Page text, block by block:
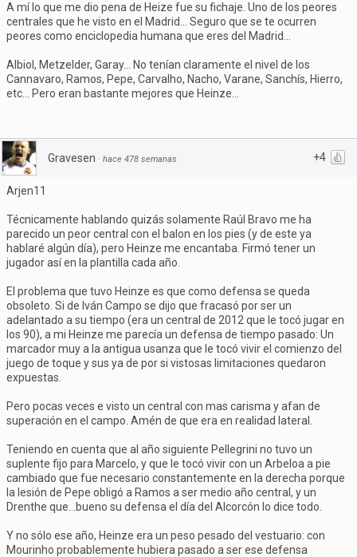
A mí lo que me dio pena de Heize fue su fichaje. Uno de los peores
centrales que he visto en el Madrid... Seguro que se te ocurren
peores como enciclopedia humana que eres del Madrid...
Albiol, Metzelder, Garay... No tenían claramente el nivel de los
Cannavaro, Ramos, Pepe, Carvalho, Nacho, Varane, Sanchís, Hierro,
etc... Pero eran bastante mejores que Heinze...
+4
Gravesen · hace 478 semanas
Arjen11
Técnicamente hablando quizás solamente Raúl Bravo me ha
parecido un peor central con el balon en los pies (y de este ya
hablaré algún día), pero Heinze me encantaba. Firmó tener un
jugador así en la plantilla cada año.
El problema que tuvo Heinze es que como defensa se queda
obsoleto. Si de Iván Campo se dijo que fracasó por ser un
adelantado a su tiempo (era un central de 2012 que le tocó jugar en
los 90), a mi Heinze me parecía un defensa de tiempo pasado: Un
marcador muy a la antigua usanza que le tocó vivir el comienzo del
juego de toque y sus ya de por si vistosas limitaciones quedaron
expuestas.
Pero pocas veces e visto un central con mas carisma y afan de
superación en el campo. Amén de que era en realidad lateral.
Teniendo en cuenta que al año siguiente Pellegrini no tuvo un
suplente fijo para Marcelo, y que le tocó vivir con un Arbeloa a pie
cambiado que fue necesario constantemente en la derecha porque
la lesión de Pepe obligó a Ramos a ser medio año central, y un
Drenthe que...bueno su defensa el día del Alcorcón lo dice todo.
Y no sólo ese año, Heinze era un peso pesado del vestuario: con
Mourinho probablemente hubiera pasado a ser ese defensa